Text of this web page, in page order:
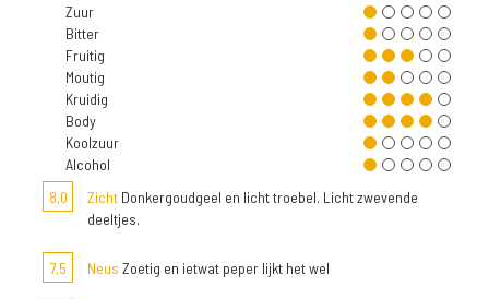
Zuur
Bitter
Fruitig
Moutig
Kruidig
Body
Koolzuur
Alcohol
8,0
Zicht Donkergoudgeel en licht troebel. Licht zwevende
deeltjes.
7,5 Neus Zoetig en ietwat peper lijkt het wel